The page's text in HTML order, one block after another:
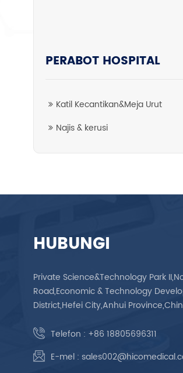
PERABOT HOSPITAL
Katil Kecantikan&Meja Urut
Najis & kerusi
HUBUNGI
Private Science&Technology Park
Road,Economic & Technology
District,Hefei City,Anhui
Telefon : +86 18805696311
E-mel :